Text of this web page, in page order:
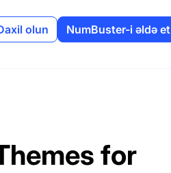
olun NumBuster-i əldə et
for